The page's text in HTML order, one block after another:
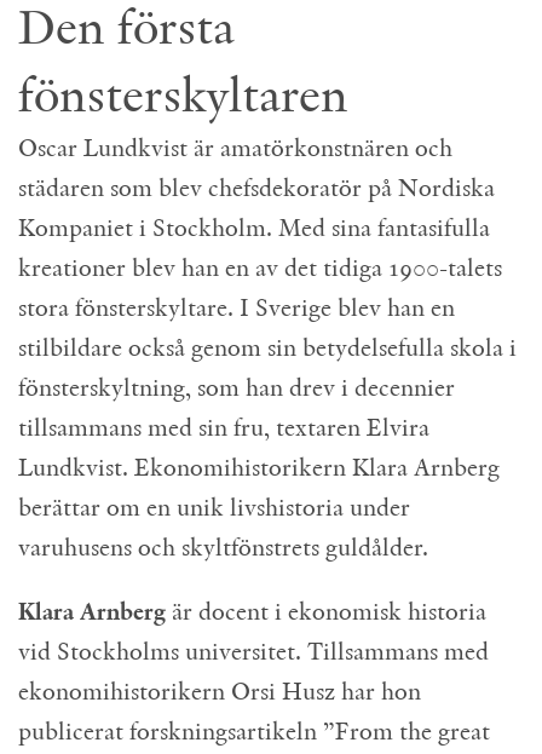
Den första
fönsterskyltaren
Oscar Lundkvist är amatörkonstnären och
städaren som blev chefsdekoratör på Nordiska
Kompaniet i Stockholm. Med sina fantasifulla
kreationer blev han en av det tidiga 1900-talets
stora fönsterskyltare. I Sverige blev han en
stilbildare också genom sin betydelsefulla skola i
fönsterskyltning, som han drev i decennier
tillsammans med sin fru, textaren Elvira
Lundkvist. Ekonomihistorikern Klara Arnberg
berättar om en unik livshistoria under
varuhusens och skyltfönstrets guldålder.
Klara Arnberg är docent i ekonomisk historia
vid Stockholms universitet. Tillsammans med
ekonomihistorikern Orsi Husz har hon
publicerat forskningsartikeln ”From the great